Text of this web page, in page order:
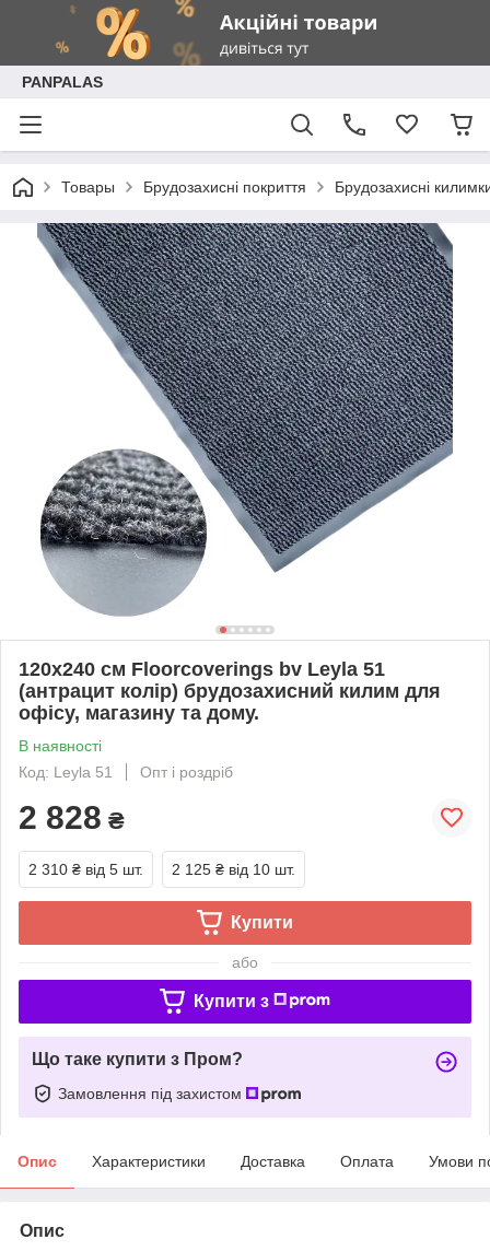
PANPALAS
Товары Брудозахисні покриття Брудозахисні
120х240 см Floorcoverings bv Leyla 51
(антрацит колір) брудозахисний килим для
офісу, магазину та дому.
В наявності
Код: Leyla 51
Опт і роздріб
2 828 ₴
2 310 ₴ від 5 шт. 2 125 ₴ від 10 шт.
Купити
або
Купити з
Що таке купити з Пром?
Замовлення під захистом
Опис Характеристики Доставка Оплата Умови
Опис